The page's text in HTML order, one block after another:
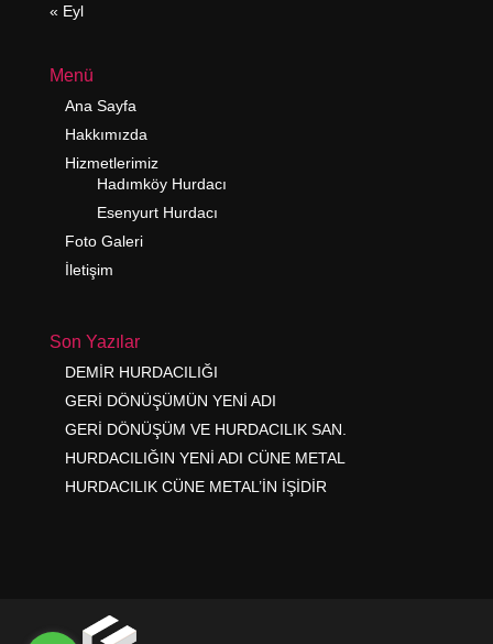
« Eyl
Menü
Ana Sayfa
Hakkımızda
Hizmetlerimiz
Hadımköy Hurdacı
Esenyurt Hurdacı
Foto Galeri
İletişim
Son Yazılar
DEMİR HURDACILIĞI
GERİ DÖNÜŞÜMÜN YENİ ADI
GERİ DÖNÜŞÜM VE HURDACILIK SAN.
HURDACILIĞIN YENİ ADI CÜNE METAL
HURDACILIK CÜNE METAL’İN İŞİDİR